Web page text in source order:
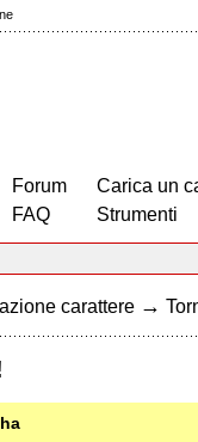
Forum
FAQ
Carica un
Strumenti
carattere →